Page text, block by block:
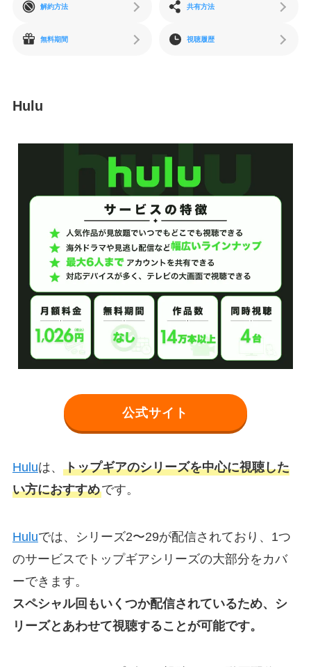
解約方法 共有方法
無料期間 視聴履歴
Hulu
公式サイト
Huluは、 トップギアのシリーズを中心に視聴した
い方におすすめです。
Huluでは、シリーズ2〜29が配信されており、1つ
のサービスでトップギアシリーズの大部分をカバ
ーできます。
スペシャル回もいくつか配信されているため、シ
リーズとあわせて視聴することが可能です。